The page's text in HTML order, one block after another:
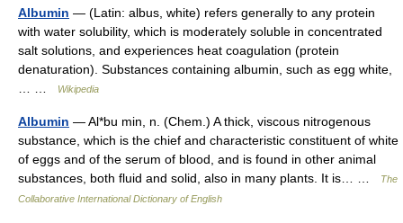
Albumin — (Latin: albus, white) refers generally to any protein
with water solubility, which is moderately soluble in concentrated
salt solutions, and experiences heat coagulation (protein
denaturation). Substances containing albumin, such as egg white,
Wikipedia
Albumin — Al*bu min, n. (Chem.) A thick, viscous nitrogenous
substance, which is the chief and characteristic constituent of white
of eggs and of the serum of blood, and is found in other animal
substances, both fluid and solid, also in many plants. It is… …
The
Collaborative International Dictionary of English